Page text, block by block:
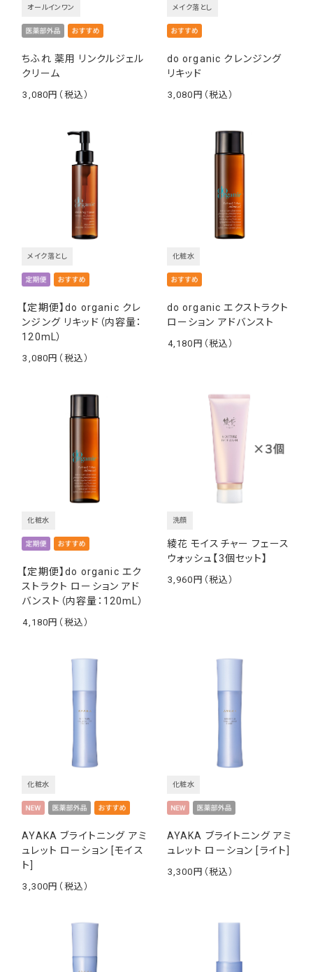
ちふれ 薬用 リンクルジェル
クリーム
オールインワン
3,080
do organic クレンジング
リキッド
メイク落とし
3,080
【定期便】do organic クレ
ンジング リキッド（内容量：
120mL）
メイク落とし
3,080
do organic エクストラクト
ローション アドバンスト
化粧水
4,180
【定期便】do organic エク
ストラクト ローション アド
バンスト（内容量：120mL）
化粧水
4,180
綾花 モイスチャー フェース
ウォッシュ【3個セット】
洗顔
3,960
AYAKA ブライトニング アミ
ュレット ローション [モイス
ト]
化粧水
3,300
AYAKA ブライトニング アミ
ュレット ローション [ライト]
化粧水
3,300